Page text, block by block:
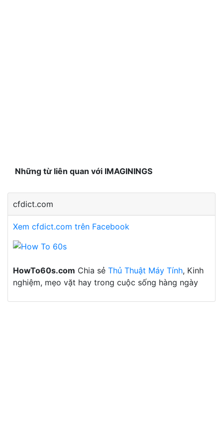
Những từ liên quan với IMAGININGS
cfdict.com
Xem cfdict.com trên Facebook
HowTo60s.com Chia sẻ Thủ Thuật Máy Tính, Kinh
nghiệm, mẹo vặt hay trong cuộc sống hàng ngày